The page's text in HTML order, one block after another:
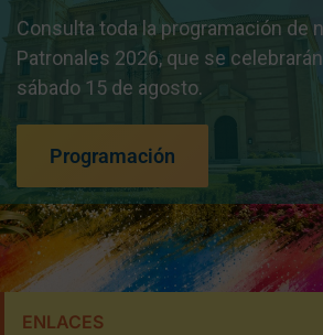
Consulta toda la programación de
Patronales 2026, que se
sábado 15 de agosto.
Programación
ENLACES